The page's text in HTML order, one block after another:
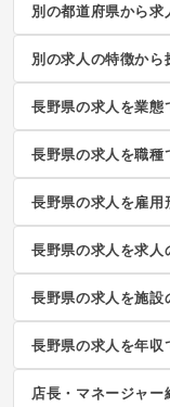
別の都道府県から求
別の求人の特徴から
長野県の求人を業態
長野県の求人を職種
長野県の求人を雇用
長野県の求人を求人
長野県の求人を施設
長野県の求人を年収
店長・マネージャ